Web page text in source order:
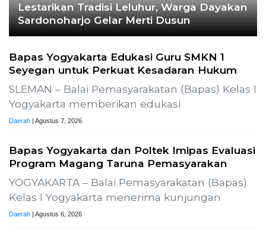
Lestarikan Tradisi Leluhur, Warga Dayakan
Sardonoharjo Gelar Merti Dusun
Bapas Yogyakarta Edukasi Guru SMKN 1
Seyegan untuk Perkuat Kesadaran Hukum
SLEMAN – Balai Pemasyarakatan (Bapas) Kelas I
Yogyakarta memberikan edukasi
Daerah | Agustus 7, 2026
Bapas Yogyakarta dan Poltek Imipas Evaluasi
Program Magang Taruna Pemasyarakan
YOGYAKARTA – Balai Pemasyarakatan (Bapas)
Kelas I Yogyakarta menerima kunjungan
Daerah | Agustus 6, 2026